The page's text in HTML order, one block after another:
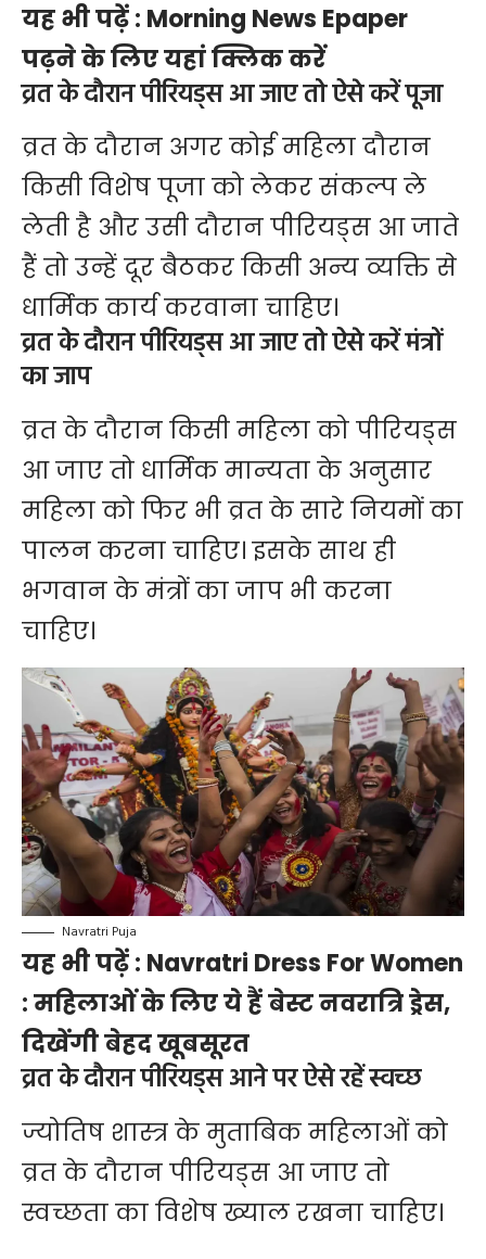
यह भी पढ़ें : Morning News Epaper
पढ़ने के लिए यहां क्लिक करें
व्रत के दौरान पीरियड्स आ जाए तो ऐसे करें पूजा
व्रत के दौरान अगर कोई महिला दौरान
किसी विशेष पूजा को लेकर संकल्प ले
लेती है और उसी दौरान पीरियड्स आ जाते
हैं तो उन्हें दूर बैठकर किसी अन्य व्यक्ति से
धार्मिक कार्य करवाना चाहिए।
व्रत के दौरान पीरियड्स आ जाए तो ऐसे करें मंत्रों
का जाप
व्रत के दौरान किसी महिला को पीरियड्स
आ जाए तो धार्मिक मान्यता के अनुसार
महिला को फिर भी व्रत के सारे नियमों का
पालन करना चाहिए। इसके साथ ही
भगवान के मंत्रों का जाप भी करना
चाहिए।
Navratri Puja
यह भी पढ़ें : Navratri Dress For Women
: महिलाओं के लिए ये हैं बेस्ट नवरात्रि ड्रेस,
दिखेंगी बेहद खूबसूरत
व्रत के दौरान पीरियड्स आने पर ऐसे रहें स्वच्छ
ज्योतिष शास्त्र के मुताबिक महिलाओं को
व्रत के दौरान पीरियड्स आ जाए तो
स्वच्छता का विशेष ख्याल रखना चाहिए।